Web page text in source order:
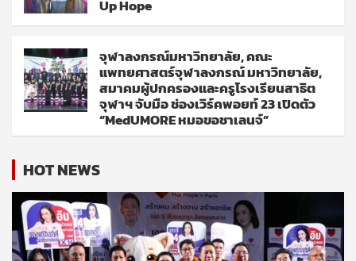
Up Hope
จุฬาลงกรณ์มหาวิทยาลัย, คณะ
แพทยศาสตร์จุฬาลงกรณ์ มหาวิทยาลัย,
สมาคมผู้ปกครองและครูโรงเรียนสาธิต
จุฬาฯ จับมือ ช่องเวิร์คพอยท์ 23 เปิดตัว
“MedUMORE หมอขอชาเลนจ์”
HOT NEWS